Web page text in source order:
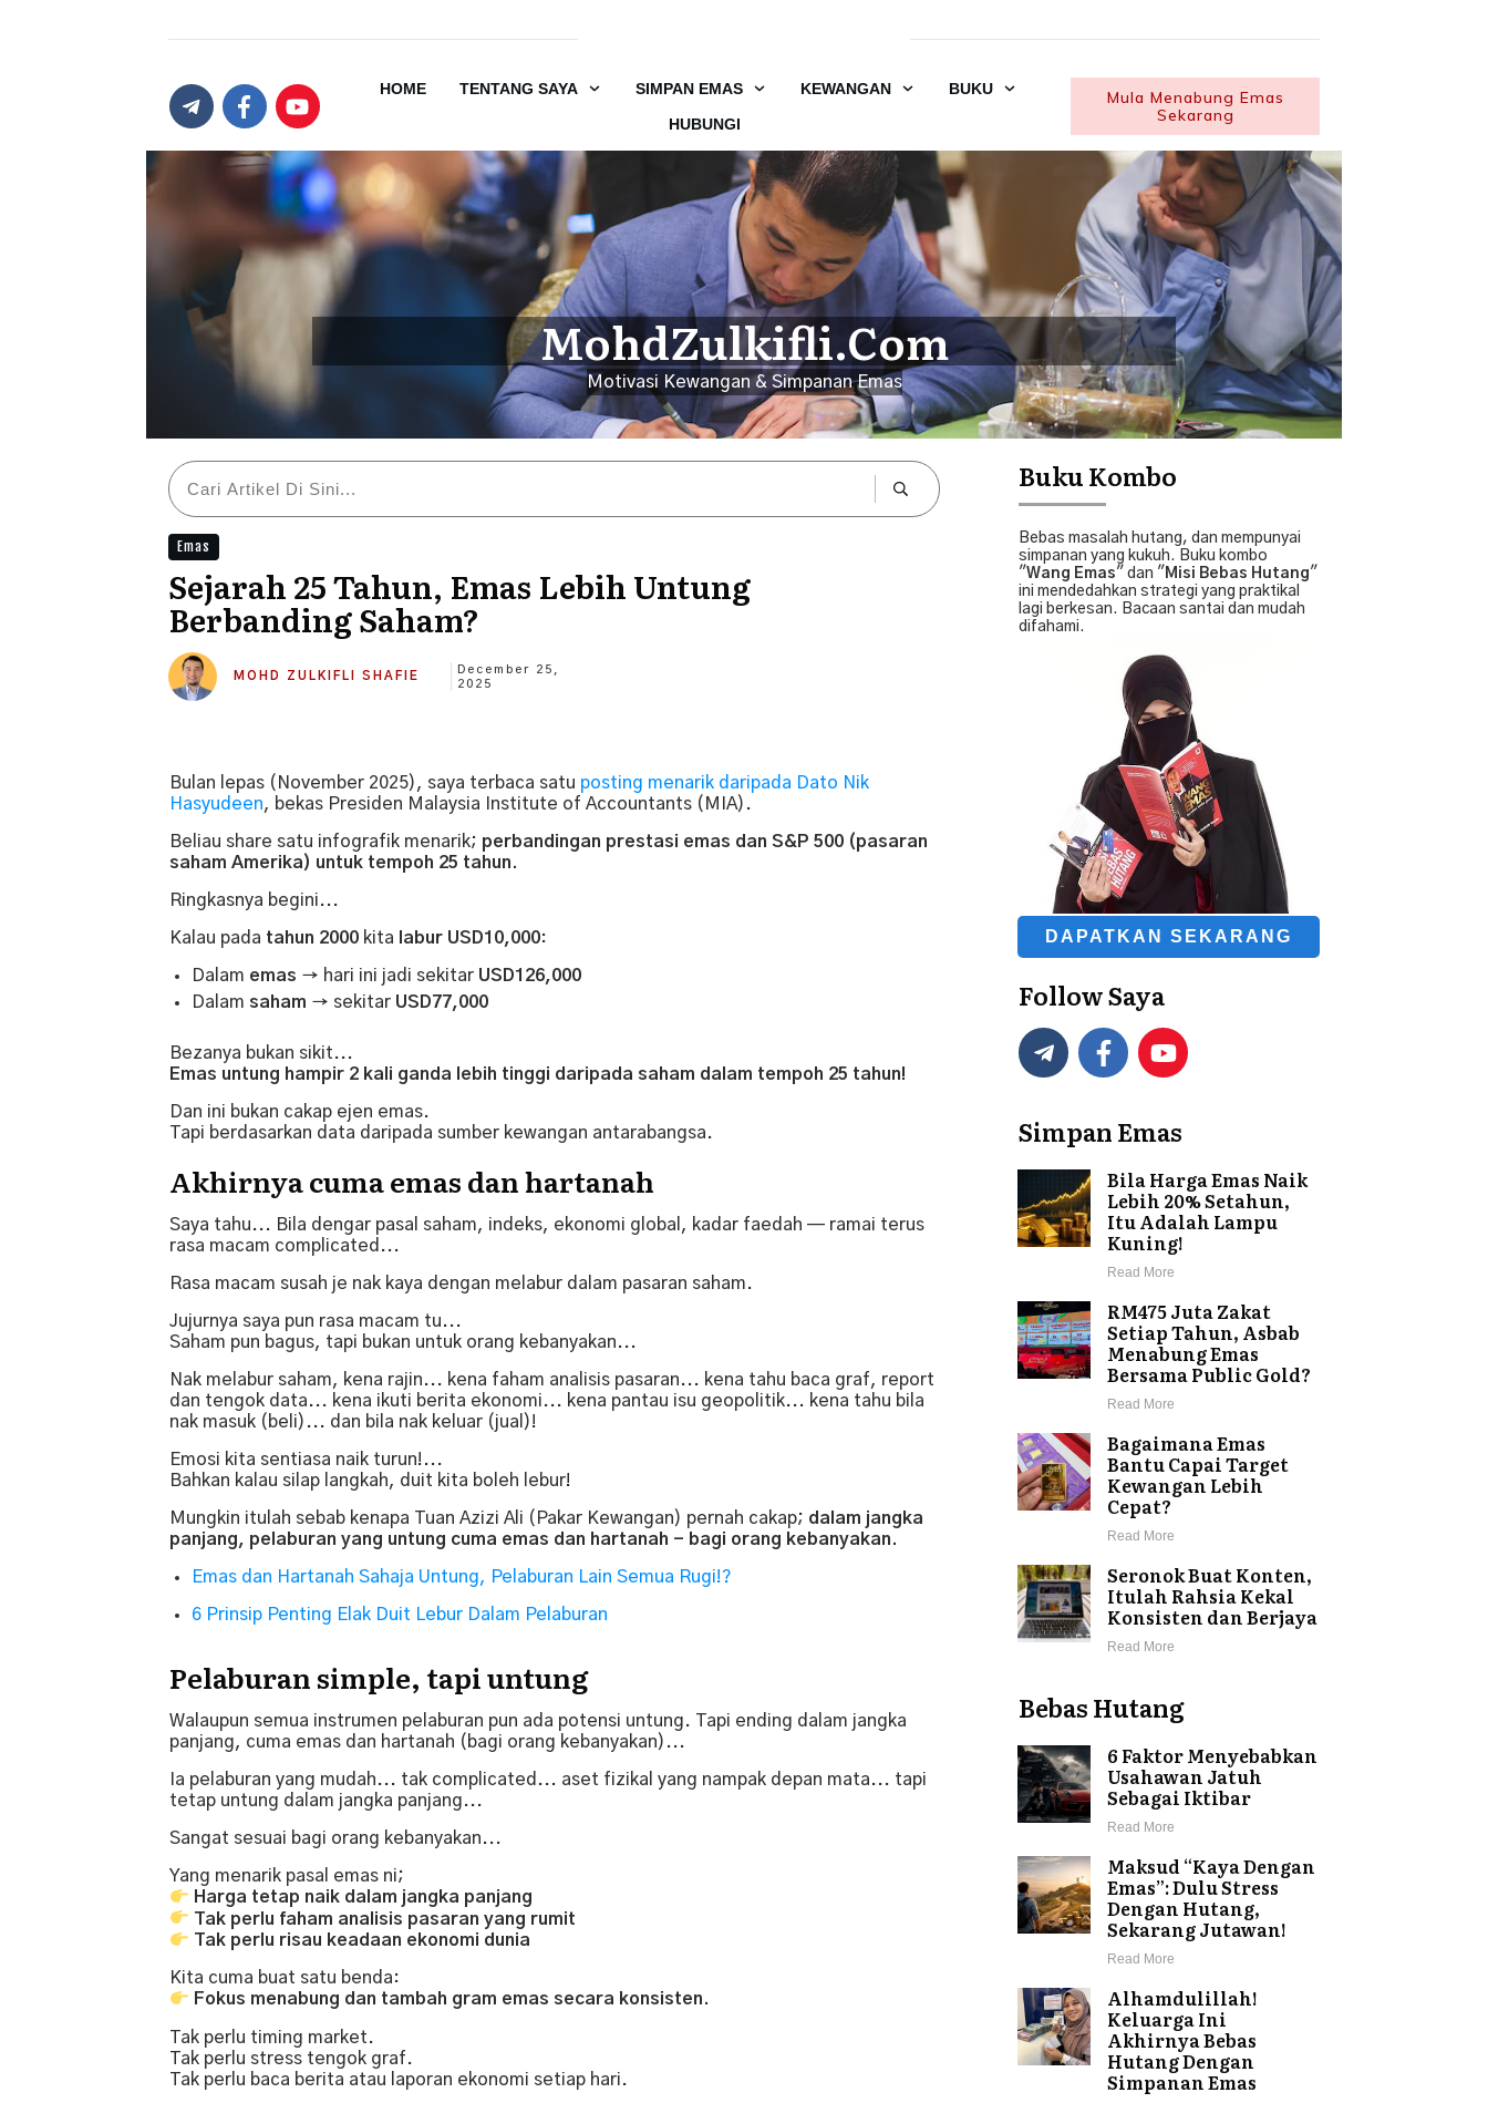
HOME TENTANG SAYA SIMPAN EMAS KEWANGAN
BUKU
HUBUNGI
Mula Menabung Emas
Sekarang
MohdZulkifli.Com
Motivasi Kewangan & Simpanan Emas
Emas
Sejarah 25 Tahun, Emas Lebih Untung
Berbanding Saham?
MOHD ZULKIFLI SHAFIE
December 25,
2025
Bulan lepas (November 2025), saya terbaca satu posting menarik daripada Dato Nik
Hasyudeen, bekas Presiden Malaysia Institute of Accountants (MIA).
Beliau share satu infografik menarik; perbandingan prestasi emas dan S&P 500 (pasaran
saham Amerika) untuk tempoh 25 tahun.
Ringkasnya begini...
Kalau pada tahun 2000 kita labur USD10,000:
Dalam emas → hari ini jadi sekitar USD126,000
Dalam saham → sekitar USD77,000
Bezanya bukan sikit...
Emas untung hampir 2 kali ganda lebih tinggi daripada saham dalam tempoh 25 tahun!
Dan ini bukan cakap ejen emas.
Tapi berdasarkan data daripada sumber kewangan antarabangsa.
Akhirnya cuma emas dan hartanah
Saya tahu... Bila dengar pasal saham, indeks, ekonomi global, kadar faedah — ramai terus
rasa macam complicated...
Rasa macam susah je nak kaya dengan melabur dalam pasaran saham.
Jujurnya saya pun rasa macam tu...
Saham pun bagus, tapi bukan untuk orang kebanyakan...
Nak melabur saham, kena rajin... kena faham analisis pasaran... kena tahu baca graf, report
dan tengok data... kena ikuti berita ekonomi... kena pantau isu geopolitik... kena tahu bila
nak masuk (beli)... dan bila nak keluar (jual)!
Emosi kita sentiasa naik turun!...
Bahkan kalau silap langkah, duit kita boleh lebur!
Mungkin itulah sebab kenapa Tuan Azizi Ali (Pakar Kewangan) pernah cakap; dalam jangka
panjang, pelaburan yang untung cuma emas dan hartanah - bagi orang kebanyakan.
Emas dan Hartanah Sahaja Untung, Pelaburan Lain Semua Rugi!?
6 Prinsip Penting Elak Duit Lebur Dalam Pelaburan
Pelaburan simple, tapi untung
Walaupun semua instrumen pelaburan pun ada potensi untung. Tapi ending dalam jangka
panjang, cuma emas dan hartanah (bagi orang kebanyakan)...
Ia pelaburan yang mudah... tak complicated... aset fizikal yang nampak depan mata... tapi
tetap untung dalam jangka panjang...
Sangat sesuai bagi orang kebanyakan...
Yang menarik pasal emas ni;
Harga tetap naik dalam jangka panjang
Tak perlu faham analisis pasaran yang rumit
Tak perlu risau keadaan ekonomi dunia
Kita cuma buat satu benda:
Fokus menabung dan tambah gram emas secara konsisten.
Tak perlu timing market.
Tak perlu stress tengok graf.
Tak perlu baca berita atau laporan ekonomi setiap hari.
Buku Kombo
Bebas masalah hutang, dan mempunyai
simpanan yang kukuh. Buku kombo
"Wang Emas" dan " Misi Bebas Hutang"
ini mendedahkan strategi yang praktikal
lagi berkesan. Bacaan santai dan mudah
difahami.
DAPATKAN SEKARANG
Follow Saya
Simpan Emas
Bila Harga Emas Naik
Lebih 20% Setahun,
Itu Adalah Lampu
Kuning!
Read More
RM475 Juta Zakat
Setiap Tahun, Asbab
Menabung Emas
Bersama Public Gold?
Read More
Bagaimana Emas
Bantu Capai Target
Kewangan Lebih
Cepat?
Read More
Seronok Buat Konten,
Itulah Rahsia Kekal
Konsisten dan Berjaya
Read More
Bebas Hutang
6 Faktor Menyebabkan
Usahawan Jatuh
Sebagai Iktibar
Read More
Maksud “Kaya Dengan
Emas”: Dulu Stress
Dengan Hutang,
Sekarang Jutawan!
Read More
Alhamdulillah!
Keluarga Ini
Akhirnya Bebas
Hutang Dengan
Simpanan Emas